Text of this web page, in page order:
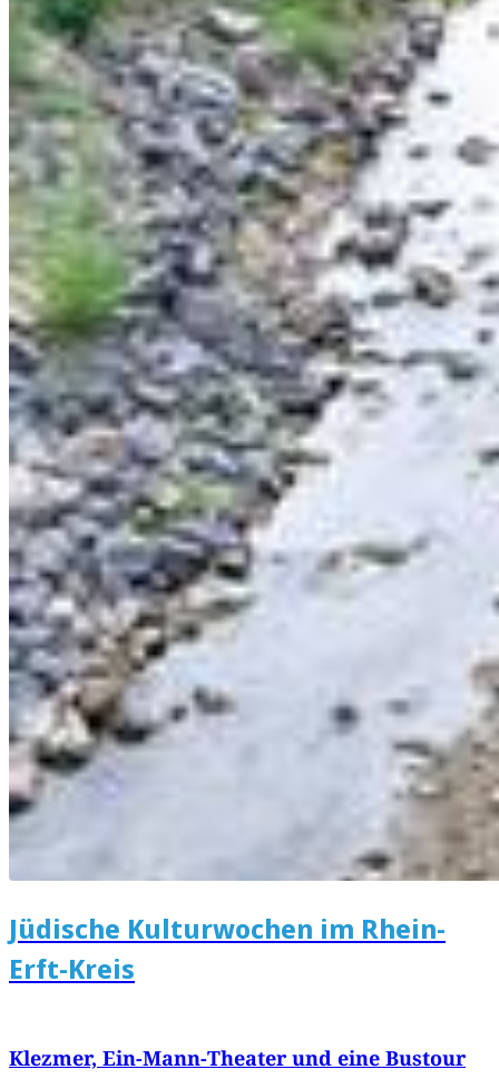
Jüdische Kulturwochen im Rhein-
Erft-Kreis
Klezmer, Ein-Mann-Theater und eine Bustour